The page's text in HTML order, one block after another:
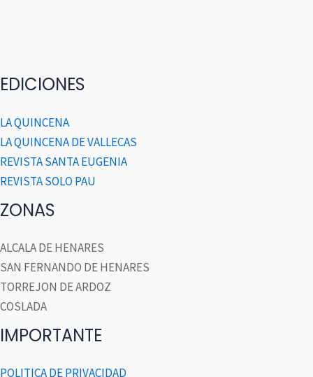
EDICIONES
LA QUINCENA
LA QUINCENA DE VALLECAS
REVISTA SANTA EUGENIA
REVISTA SOLO PAU
ZONAS
ALCALA DE HENARES
SAN FERNANDO DE HENARES
TORREJON DE ARDOZ
COSLADA
IMPORTANTE
POLITICA DE PRIVACIDAD